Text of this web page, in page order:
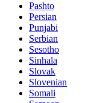
Pashto
Persian
Punjabi
Serbian
Sesotho
Sinhala
Slovak
Slovenian
Somali